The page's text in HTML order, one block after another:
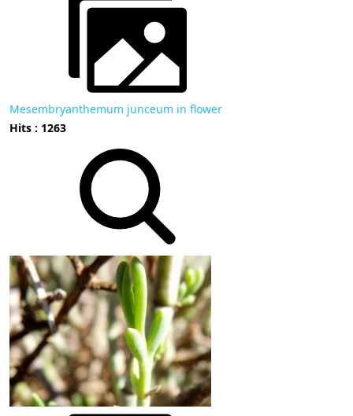
Mesembryanthemum junceum in flower
Hits : 1263